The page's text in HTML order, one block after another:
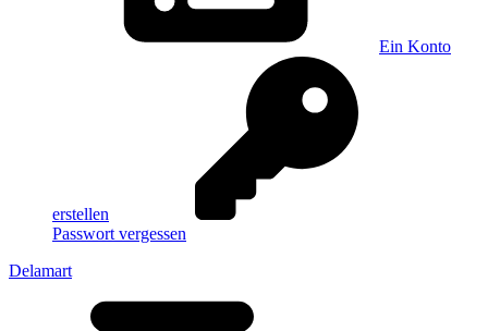
Ein Konto
erstellen
Passwort vergessen
Delamart